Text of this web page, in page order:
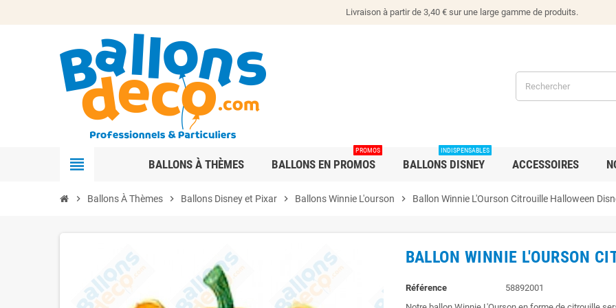
Livraison à partir de 3,40 € sur une large gamme de produits.
view_headline BALLONS À THÈMES BALLONS EN PROMOS
PROMOS
BALLONS DISNEY
INDISPENSABLES
ACCESSOIRES
chevron_right Ballons À Thèmes chevron_right Ballons Disney et Pixar chevron_right Ballons Winnie L'ourson chevron_right Ballon Winnie L'Ourson Citrouille Halloween
BALLON WINNIE L'OURSON
Référence
58892001